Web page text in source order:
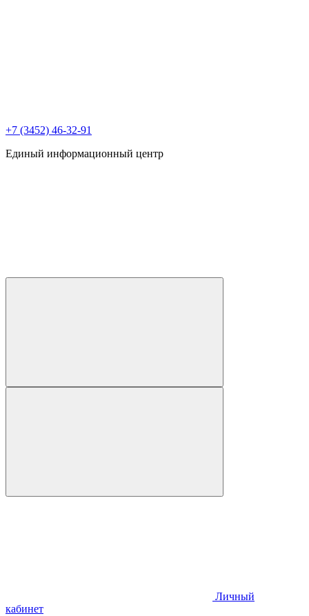
+7 (3452) 46-32-91
Единый информационный центр
Личный
кабинет